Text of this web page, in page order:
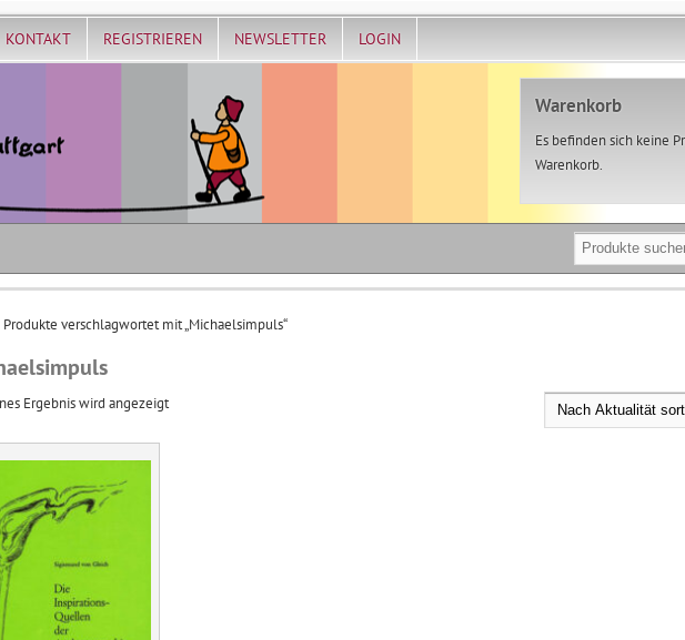
KONTAKT REGISTRIEREN NEWSLETTER LOGIN
Warenkorb
Es befinden sich keine
Warenkorb.
Suchen
nach:
verschlagwortet mit „Michaelsimpuls“
Ergebnis wird angezeigt